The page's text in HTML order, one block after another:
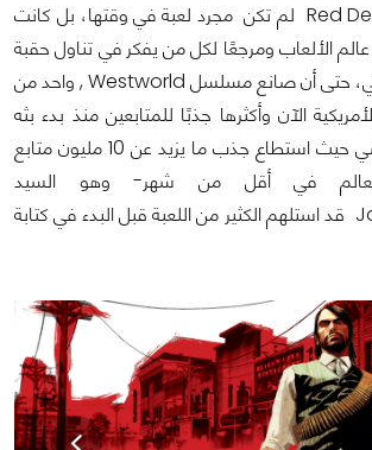
Red Dead Redemption لم تكن مجرد لعبة في وقتها، بل كانت
الألعاب ومرجعًا لكل من يفكر في تناول حقبة
الريف الغربي الأمريكي، حتى أن صانع مسلسل Westworld , واحد من
الآن وأكثرها جذبًا للمتابعين منذ بدء بثه
في أول أكتوبر الماضي حيث استطاع جذب ما يزيد عن 10 مليون متابع
في أقل من شهر- وهو السيد
Johnathan Nolan قد استلهم الكثير من اللعبة قبل البدء في كتابة